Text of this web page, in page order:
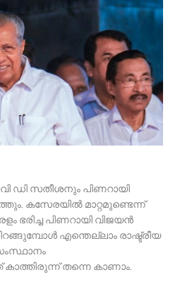
ഡി സതീശനും പിണറായി
കസേരയിൽ മാറ്റമുണ്ടെന്ന്
ഭരിച്ച പിണറായി വിജയൻ
എന്തെല്ലാം രാഷ്ട്രീയ
തന്നെ കാണാം.